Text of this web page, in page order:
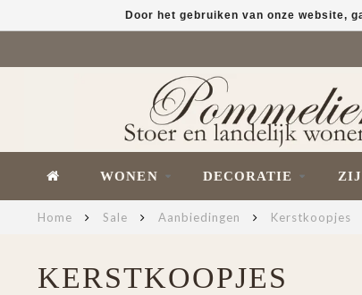
WONEN DECORATIE
Home Sale Aanbiedingen Kerstkoopjes
KERSTKOOPJES
Door het gebruiken van onze website,